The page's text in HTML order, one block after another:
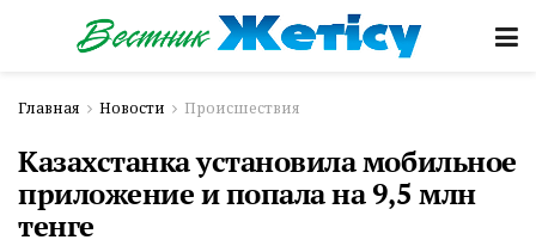
Главная Новости Происшествия
Казахстанка установила мобильное
приложение и попала на 9,5 млн
тенге